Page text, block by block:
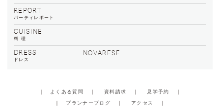
REPORT
パーティレポート
CUISINE
料 理
DRESS
ドレス
NOVARESE
｜ よくある質問 ｜ 資料請求 ｜ 見学予約 ｜
｜ プランナーブログ ｜ アクセス ｜